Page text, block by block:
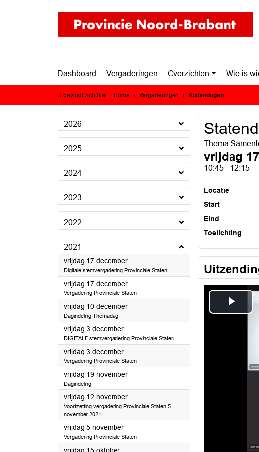
Ga naar de inhoud van deze pagina
Ga naar het zoeken
Ga naar het menu
Dashboard Vergaderingen Overzichten Wie is
U bevindt zich hier: Home Vergaderingen Statendagen
2026
2025
2024
2023
2022
2021
vrijdag 17 december2021
Digitale stemvergadering Provinciale Staten
vrijdag 17 december2021
Vergadering Provinciale Staten
vrijdag 10 december2021
Dagindeling Themadag
vrijdag 3 december2021
DIGITALE stemvergadering Provinciale Staten
vrijdag 3 december2021
Vergadering Provinciale Staten
vrijdag 19 november2021
Dagindeling
vrijdag 12 november2021
Voortzetting vergadering Provinciale Staten 5
november 2021
vrijdag 5 november2021
Vergadering Provinciale Staten
vrijdag 15 oktober2021
Thema
vrijdag
10:45 - 12:15
Locatie
Start
Eind
Toelichting
Play